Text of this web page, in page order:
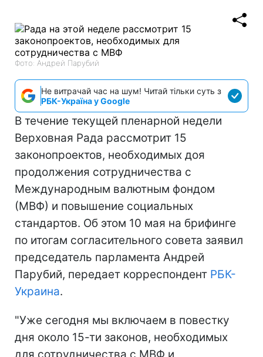
Фото: Андрей Парубий
Не витрачай час на шум! Читай тільки суть з
РБК-Україна у Google
В течение текущей пленарной недели
Верховная Рада рассмотрит 15
законопроектов, необходимых доя
продолжения сотрудничества с
Международным валютным фондом
(МВФ) и повышение социальных
стандартов. Об этом 10 мая на брифинге
по итогам согласительного совета заявил
председатель парламента Андрей
Парубий, передает корреспондент РБК-
Украина.
"Уже сегодня мы включаем в повестку
дня около 15-ти законов, необходимых